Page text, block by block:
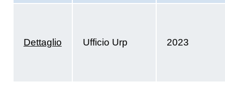
Dettaglio Ufficio Urp 2023